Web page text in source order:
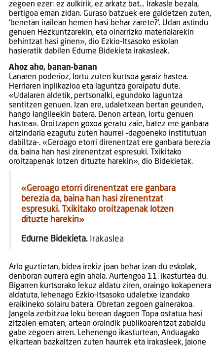
zegoen ezer: ez aulkirik, ez arkatz bat… Irakasle bezala,
bertigoa eman zidan. Guraso batzuek ere galdetzen zuten,
‘benetan irailean hemen hasi behar zarete?’. Udan astindu
genuen Hezkuntzarekin, eta oinarrizko materialarekin
behintzat hasi ginen», dio Ezkio-Itsasoko eskolan
hasieratik dabilen Edurne Bidekieta irakasleak.
Ahoz aho, banan-banan
Lanaren poderioz, lortu zuten kurtsoa garaiz hastea.
Herriaren inplikazioa eta laguntza goraipatu dute.
«Udalaren aldetik, pertsonalki, egundoko laguntza
sentitzen genuen. Izan ere, udaletxean bertan geunden,
hango langileekin batera. Denon artean, lortu genuen
hastea». Oroitzapen goxoa geratu zaie, batez ere ganbara
aitzindaria ezagutu zuten haurrei –dagoeneko institutuan
dabiltza–. «Geroago etorri direnentzat ere ganbara berezia
da, baina han hasi zirenentzat espresuki. Txikitako
oroitzapenak lotzen dituzte harekin», dio Bidekietak.
«Geroago etorri direnentzat ere ganbara
berezia da, baina han hasi zirenentzat
espresuki. Txikitako oroitzapenak lotzen
dituzte harekin»
Edurne Bidekieta.Irakaslea
Arlo guztietan, bidea irekiz joan behar izan du eskolak,
denboran aurrera egin ahala. Aurtengoa 11. ikasturtea du.
Bigarren kurtsorako lekuz aldatu ziren, oraingo kokapenera
aldatuta, lehenago Ezkio-Itsasoko udaletxe izandako
eraikineko solairu batera. Obretan zegoen gainerakoa.
Jangela zerbitzua leku berean dagoen Topa ostatua hasi
zitzaien ematen, artean oraindik publikoarentzat zabaldu
gabe zegoen arren. Lehenengo ikasturtean, Anduagako
elkartean bazkaltzen zuten haurrek eta irakasleek, Jaione